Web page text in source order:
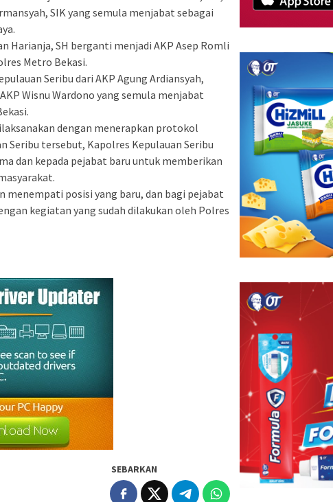
SIK yang semula menjabat sebagai
Harianja, SH berganti menjadi AKP Asep Romli
Metro Bekasi.
Seribu dari AKP Agung Ardiansyah,
Wisnu Wardono yang semula menjabat
dengan menerapkan protokol
Seribu tersebut, Kapolres Kepulauan Seribu
dan kepada pejabat baru untuk memberikan
menempati posisi yang baru, dan bagi pejabat
kegiatan yang sudah dilakukan oleh Polres
SEBARKAN